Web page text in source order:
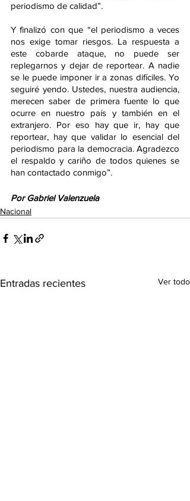
periodismo de calidad”.
Y finalizó con que “el periodismo a veces
nos exige tomar riesgos. La respuesta a
este cobarde ataque, no puede ser
replegarnos y dejar de reportear. A nadie
se le puede imponer ir a zonas difíciles. Yo
seguiré yendo. Ustedes, nuestra audiencia,
merecen saber de primera fuente lo que
ocurre en nuestro país y también en el
extranjero. Por eso hay que ir, hay que
reportear, hay que validar lo esencial del
periodismo para la democracia. Agradezco
el respaldo y cariño de todos quienes se
han contactado conmigo”.
Por Gabriel Valenzuela
Nacional
Entradas recientes Ver todo